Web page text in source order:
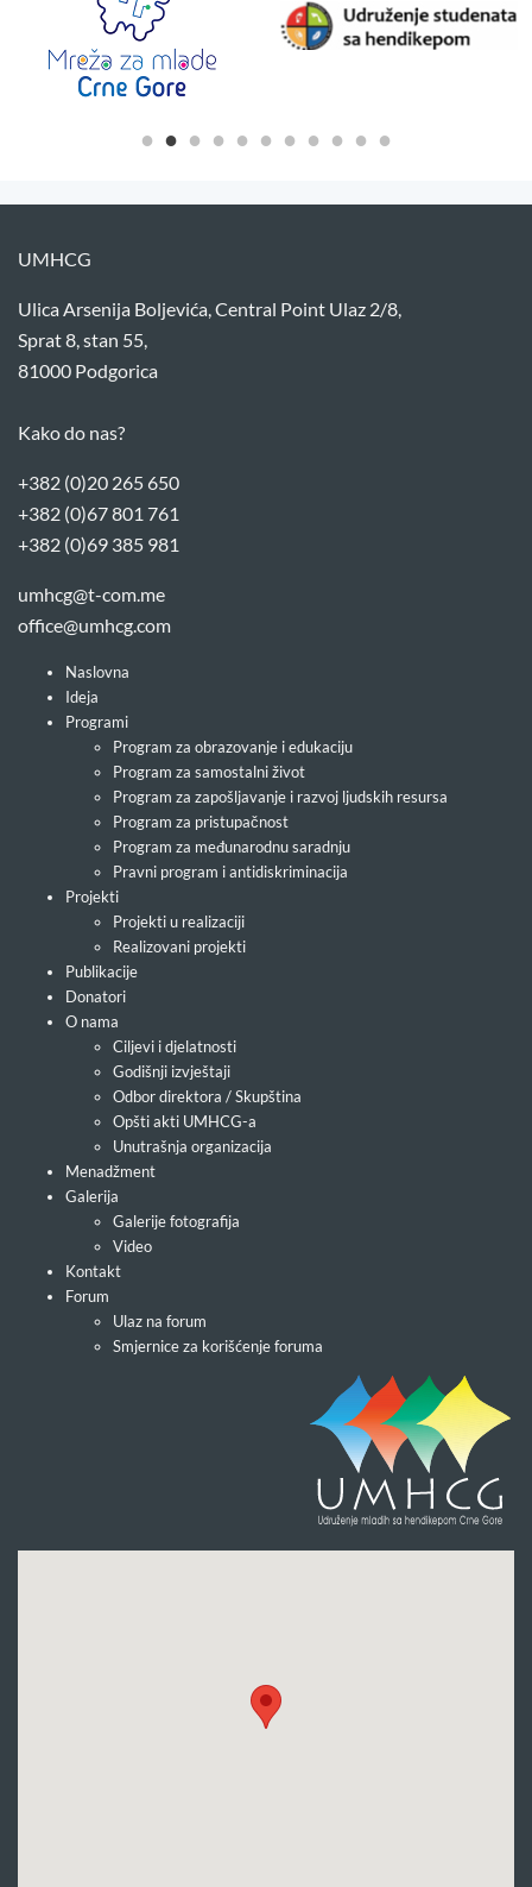
UMHCG
Ulica Arsenija Boljevića, Central Point Ulaz 2/8,
Sprat 8, stan 55,
81000 Podgorica
Kako do nas?
+382 (0)20 265 650
+382 (0)67 801 761
+382 (0)69 385 981
umhcg@t-com.me
office@umhcg.com
Naslovna
Ideja
Programi
Program za obrazovanje i edukaciju
Program za samostalni život
Program za zapošljavanje i razvoj ljudskih resursa
Program za pristupačnost
Program za međunarodnu saradnju
Pravni program i antidiskriminacija
Projekti
Projekti u realizaciji
Realizovani projekti
Publikacije
Donatori
O nama
Ciljevi i djelatnosti
Godišnji izvještaji
Odbor direktora / Skupština
Opšti akti UMHCG-a
Unutrašnja organizacija
Menadžment
Galerija
Galerije fotografija
Video
Kontakt
Forum
Ulaz na forum
Smjernice za korišćenje foruma